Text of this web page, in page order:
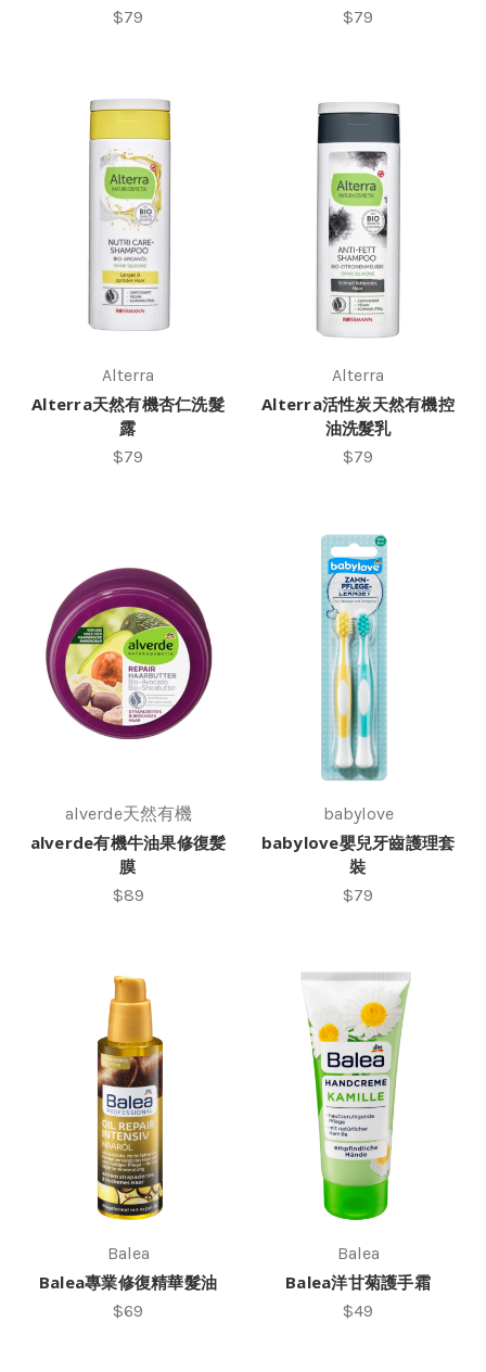
$79 $79
Alterra
Alterra天然有機杏仁洗髮
露
$79
Alterra
Alterra活性炭天然有機控
油洗髮乳
$79
alverde天然有機
alverde有機牛油果修復髪
膜
$89
babylove
babylove嬰兒牙齒護理套
裝
$79
Balea
Balea專業修復精華髮油
$69
Balea
Balea洋甘菊護手霜
$49